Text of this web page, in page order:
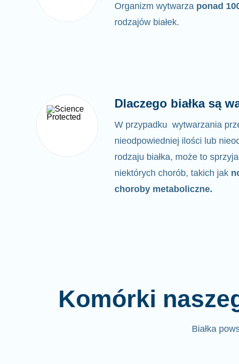
Organizm wytwarza ponad
rodzajów białek.
Dlaczego białka są
W przypadku wytwarzania
nieodpowiedniej ilości lub
rodzaju białka, może to
niektórych chorób, takich jak
choroby metaboliczne.
Komórki
Białka